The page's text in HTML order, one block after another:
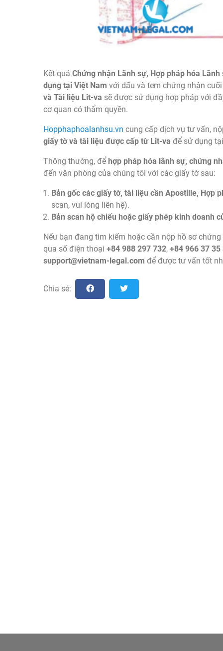
Kết quả Chứng nhận Lãnh sự, Hợp pháp hóa
dụng tại Việt Nam với dấu và tem chứng nhận
và Tài liệu Lit-va sẽ được sử dụng hợp pháp với
cơ quan có thẩm quyền.
Hopphaphoalanhsu.vn cung cấp dịch vụ tư vấn,
giấy tờ và tài liệu được cấp từ Lit-va để sử dụng
Thông thường, để hợp pháp hóa lãnh sự, chứng
đến văn phòng của chúng tôi với các giấy tờ sau:
Bản gốc các giấy tờ, tài liệu cần Apostille, Hợp
scan, vui lòng liên hệ).
Bản scan hộ chiếu hoặc giấy phép kinh doanh
Nếu bạn đang tìm kiếm hoặc cần nộp hồ sơ
qua số điện thoại +84 988 297 732, +84 966 37 35
support@vietnam-legal.com để được tư vấn tốt
Chia sẻ: